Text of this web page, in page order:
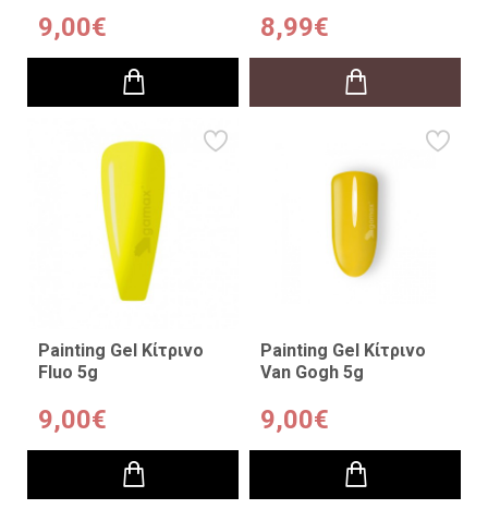
9,00€ 8,99€
Painting Gel Κίτρινο
Fluo 5g
9,00€
Painting Gel Κίτρινο
Van Gogh 5g
9,00€